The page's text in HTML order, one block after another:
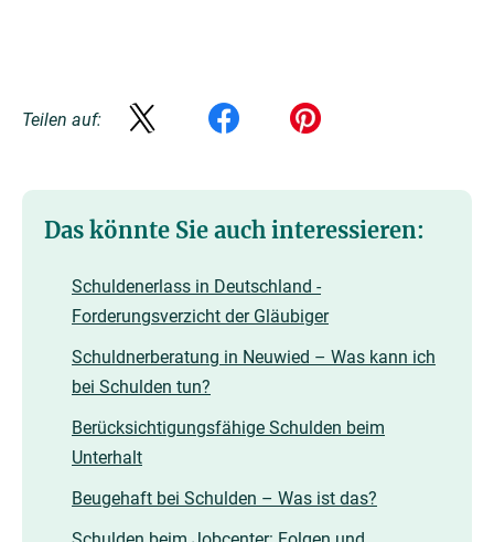
Teilen auf:
Das könnte Sie auch interessieren:
Schuldenerlass in Deutschland -
Forderungsverzicht der Gläubiger
Schuldnerberatung in Neuwied – Was kann ich
bei Schulden tun?
Berücksichtigungsfähige Schulden beim
Unterhalt
Beugehaft bei Schulden – Was ist das?